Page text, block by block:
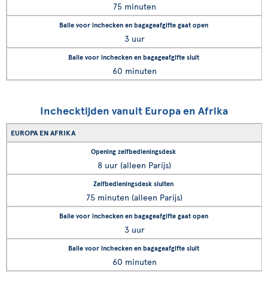
75 minuten
3 uur
60 minuten
Inchecktijden vanuit Europa en Afrika
EUROPA EN AFRIKA
8 uur (alleen Parijs)
75 minuten (alleen Parijs)
3 uur
60 minuten